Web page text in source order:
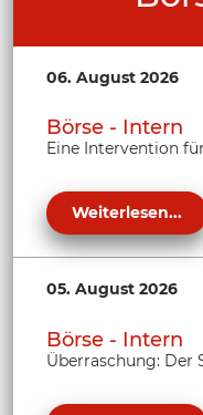
06. August 2026
Börse - Intern
Eine Intervention
Weiterlesen...
05. August 2026
Börse - Intern
Überraschung: Der